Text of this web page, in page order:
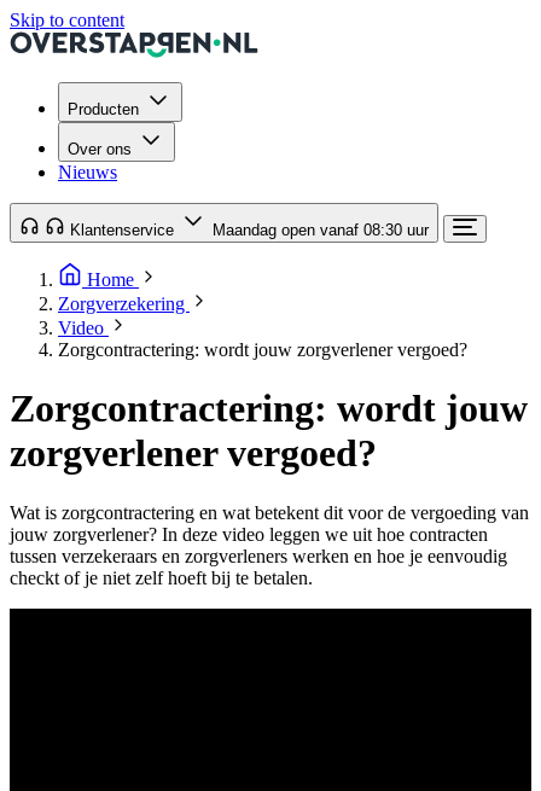
Skip to content
Producten
Over ons
Nieuws
Klantenservice Maandag open vanaf 08:30 uur
Home
Zorgverzekering
Video
Zorgcontractering: wordt jouw zorgverlener vergoed?
Zorgcontractering: wordt jouw
zorgverlener vergoed?
Wat is zorgcontractering en wat betekent dit voor de vergoeding van
jouw zorgverlener? In deze video leggen we uit hoe contracten
tussen verzekeraars en zorgverleners werken en hoe je eenvoudig
checkt of je niet zelf hoeft bij te betalen.